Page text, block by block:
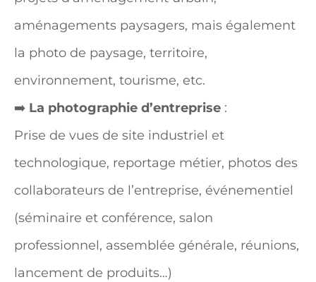
aménagements paysagers, mais également
la photo de paysage, territoire,
environnement, tourisme, etc.
➡️ La photographie d’entreprise :
Prise de vues de site industriel et
technologique, reportage métier, photos des
collaborateurs de l’entreprise, événementiel
(séminaire et conférence, salon
professionnel, assemblée générale, réunions,
lancement de produits…)